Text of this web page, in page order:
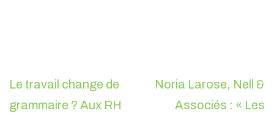
Le travail change de
grammaire ? Aux RH
Noria Larose, Nell &
Associés : « Les